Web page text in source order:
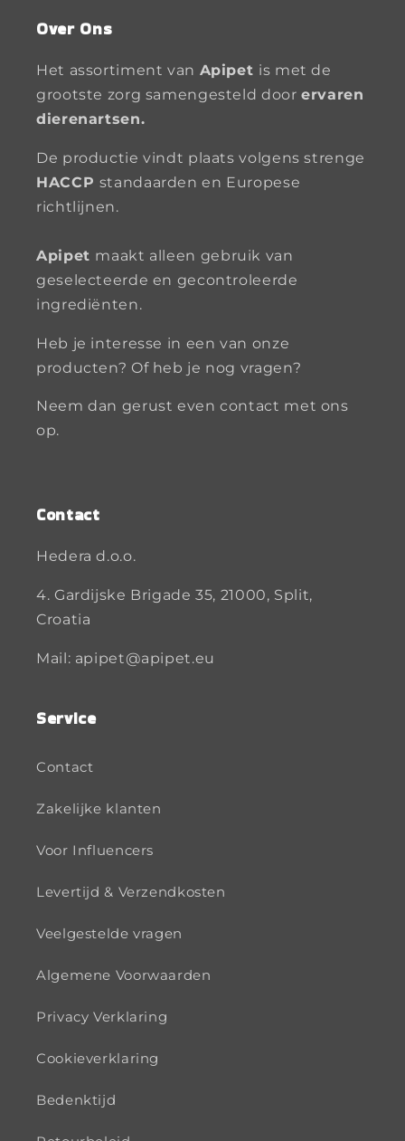
Over Ons
Het assortiment van Apipet is met de
grootste zorg samengesteld doorervaren
dierenartsen.
De productie vindt plaats volgens strenge
HACCP standaarden en Europese
richtlijnen.
Apipet maakt alleen gebruik van
geselecteerde en gecontroleerde
ingrediënten.
Heb je interesse in een van onze
producten? Of heb je nog vragen?
Neem dan gerust even contact met ons
op.
Contact
Hedera d.o.o.
4. Gardijske Brigade 35, 21000, Split,
Croatia
Mail: apipet@apipet.eu
Service
Contact
Zakelijke klanten
Voor Influencers
Levertijd & Verzendkosten
Veelgestelde vragen
Algemene Voorwaarden
Privacy Verklaring
Cookieverklaring
Bedenktijd